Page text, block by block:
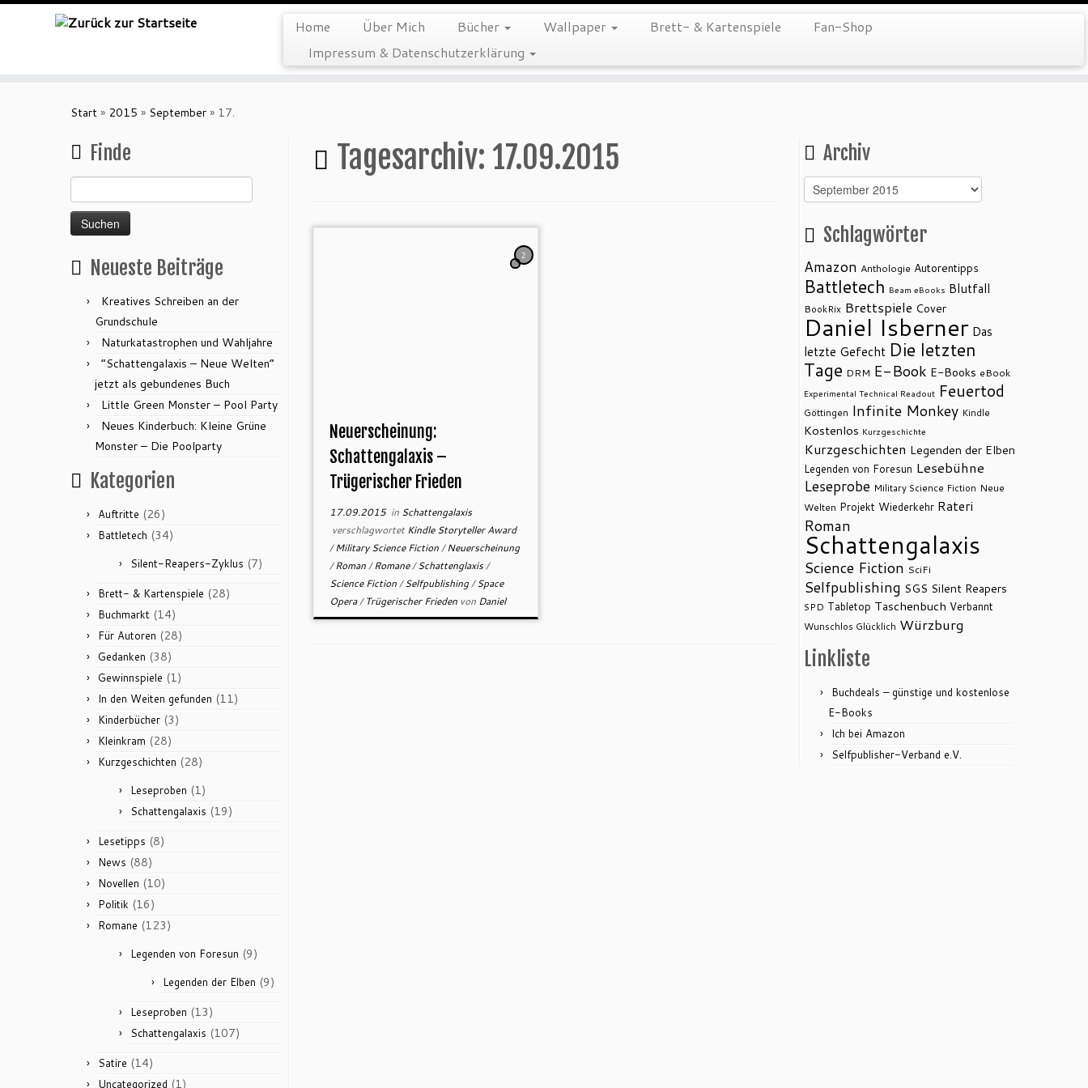
Home Über Mich Bücher Wallpaper Brett- & Kartenspiele
Fan-Shop
Impressum & Datenschutzerklärung
Start » 2015 » September » 17.
Finde
nach:
Neueste Beiträge
Kreatives Schreiben an der
Grundschule
Naturkatastrophen und Wahljahre
“Schattengalaxis – Neue Welten”
jetzt als gebundenes Buch
Little Green Monster – Pool Party
Neues Kinderbuch: Kleine Grüne
Monster – Die Poolparty
Kategorien
Auftritte (26)
Battletech (34)
Silent-Reapers-Zyklus (7)
Brett- & Kartenspiele (28)
Buchmarkt (14)
Für Autoren (28)
Gedanken (38)
Gewinnspiele (1)
In den Weiten gefunden (11)
Kinderbücher (3)
Kleinkram (28)
Kurzgeschichten (28)
Leseproben (1)
Schattengalaxis (19)
Lesetipps (8)
News (88)
Novellen (10)
Politik (16)
Romane (123)
Legenden von Foresun (9)
Legenden der Elben (9)
Leseproben (13)
Schattengalaxis (107)
Satire (14)
Uncategorized (1)
Tagesarchiv: 17.09.2015
2
Neuerscheinung:
Schattengalaxis –
Trügerischer Frieden
17.09.2015in Schattengalaxis
verschlagwortetKindle Storyteller Award
/Military Science Fiction/Neuerscheinung
/Roman/Romane/Schattenglaxis/
Science Fiction/Selfpublishing/Space
Opera/Trügerischer Frieden von Daniel
Archiv
Archiv
Schlagwörter
Amazon Anthologie Autorentipps
Battletech Beam eBooks Blutfall
BookRix Brettspiele Cover
Daniel Isberner Das
letzte Gefecht Die letzten
Tage DRM E-Book E-Books eBook
Experimental Technical Readout Feuertod
Göttingen Infinite Monkey Kindle
Kostenlos Kurzgeschichte
Kurzgeschichten Legenden der Elben
Legenden von Foresun Lesebühne
Leseprobe Military Science Fiction Neue
Welten Projekt Wiederkehr Rateri
Roman
Schattengalaxis
Science Fiction SciFi
Selfpublishing SGS Silent Reapers
SPD Tabletop Taschenbuch Verbannt
Wunschlos Glücklich Würzburg
Linkliste
Buchdeals – günstige und kostenlose
E-Books
Ich bei Amazon
Selfpublisher-Verband e.V.